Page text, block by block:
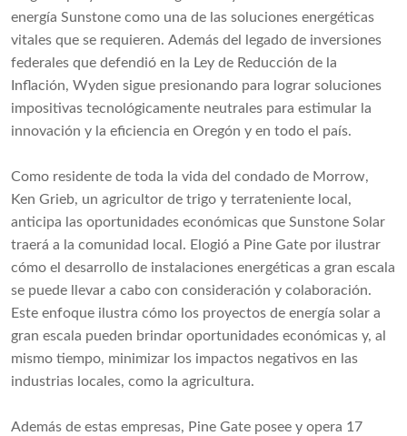
energía Sunstone como una de las soluciones energéticas
vitales que se requieren. Además del legado de inversiones
federales que defendió en la Ley de Reducción de la
Inflación, Wyden sigue presionando para lograr soluciones
impositivas tecnológicamente neutrales para estimular la
innovación y la eficiencia en Oregón y en todo el país.
Como residente de toda la vida del condado de Morrow,
Ken Grieb, un agricultor de trigo y terrateniente local,
anticipa las oportunidades económicas que Sunstone Solar
traerá a la comunidad local. Elogió a Pine Gate por ilustrar
cómo el desarrollo de instalaciones energéticas a gran escala
se puede llevar a cabo con consideración y colaboración.
Este enfoque ilustra cómo los proyectos de energía solar a
gran escala pueden brindar oportunidades económicas y, al
mismo tiempo, minimizar los impactos negativos en las
industrias locales, como la agricultura.
Además de estas empresas, Pine Gate posee y opera 17